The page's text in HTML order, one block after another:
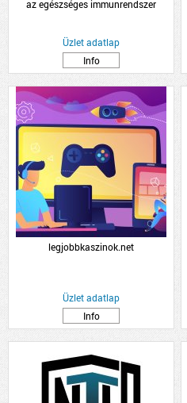
az egészséges immunrendszer
Üzlet adatlap
Info
legjobbkaszinok.net
Üzlet adatlap
Info